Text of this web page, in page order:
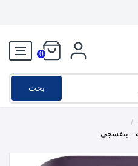
0
بحث
/